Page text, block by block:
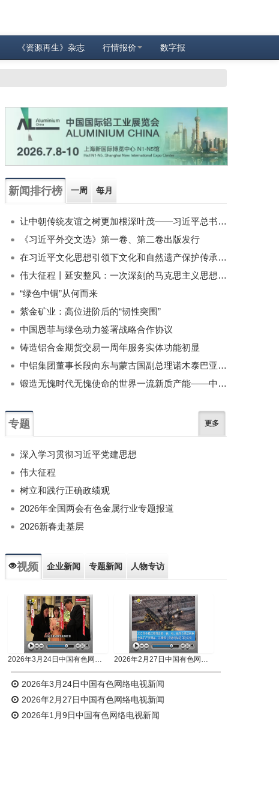
《资源再生》杂志 行情报价 数字报
新闻排行榜 一周 每月
让中朝传统友谊之树更加根深叶茂——习近平总书记对朝鲜进行国事访问纪实
《习近平外交文选》第一卷、第二卷出版发行
在习近平文化思想引领下文化和自然遗产保护传承利用工作开创新局面
伟大征程丨延安整风：一次深刻的马克思主义思想教育运动
“绿色中铜”从何而来
紫金矿业：高位进阶后的“韧性突围”
中国恩菲与绿色动力签署战略合作协议
铸造铝合金期货交易一周年服务实体功能初显
中铝集团董事长段向东与蒙古国副总理诺木泰巴亚尔举行会谈
锻造无愧时代无愧使命的世界一流新质产能——中国有色金属工业的战略应对与破局之道（二）
专题 更多
深入学习贯彻习近平党建思想
伟大征程
树立和践行正确政绩观
2026年全国两会有色金属行业专题报道
2026新春走基层
视频 企业新闻 专题新闻 人物专访
2026年3月24日中国有色网络电视新闻 2026年2月27日中国有色网络电视新闻
2026年3月24日中国有色网络电视新闻
2026年2月27日中国有色网络电视新闻
2026年1月9日中国有色网络电视新闻